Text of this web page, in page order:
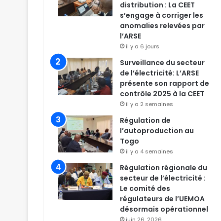
distribution : La CEET
s’engage à corriger les
anomalies relevées par
l’ARSE
il y a 6 jours
Surveillance du secteur
de l’électricité: L’ARSE
présente son rapport de
contrôle 2025 à la CEET
il y a 2 semaines
Régulation de
l’autoproduction au
Togo
il y a 4 semaines
Régulation régionale du
secteur de l’électricité :
Le comité des
régulateurs de l’UEMOA
désormais opérationnel